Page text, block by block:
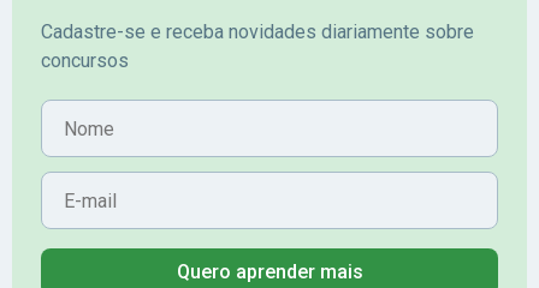
Cadastre-se e receba novidades diariamente sobre
concursos
Nome
E-mail
Quero aprender mais